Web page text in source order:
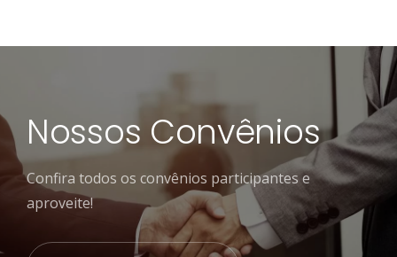
Nossos Convênios
Confira todos os convênios participantes e
aproveite!